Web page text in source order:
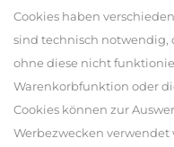
Cookies haben
sind technisch
ohne diese nicht
Warenkorbfunktion oder
Cookies können zur
Werbezwecken verwendet